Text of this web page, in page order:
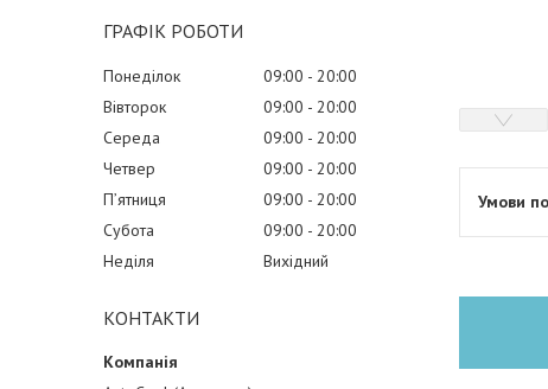
ГРАФІК РОБОТИ
Понеділок 09:00
20:00
Вівторок
09:00
20:00
Середа
09:00
20:00
Четвер
09:00
20:00
Пʼятниця
09:00
20:00
Субота
09:00
20:00
Неділя
Вихідний
КОНТАКТИ